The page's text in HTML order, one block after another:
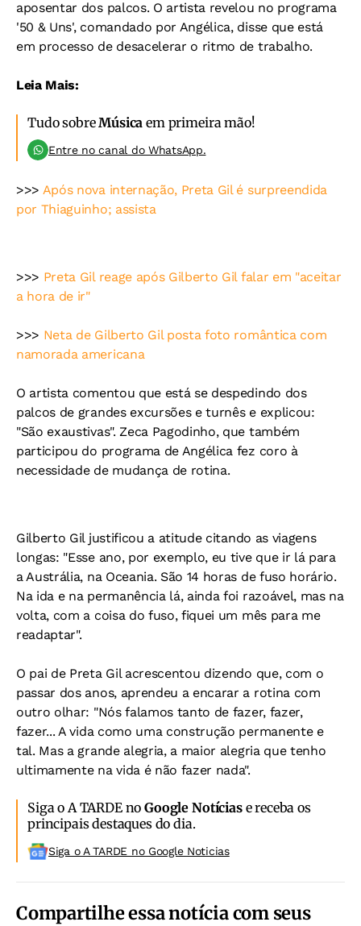
aposentar dos palcos. O artista revelou no programa
'50 & Uns', comandado por Angélica, disse que está
em processo de desacelerar o ritmo de trabalho.
Leia Mais:
Tudo sobreMúsica em primeira mão!
Entre no canal do WhatsApp.
>>> Após nova internação, Preta Gil é surpreendida
por Thiaguinho; assista
>>> Preta Gil reage após Gilberto Gil falar em "aceitar
a hora de ir"
>>> Neta de Gilberto Gil posta foto romântica com
namorada americana
O artista comentou que está se despedindo dos
palcos de grandes excursões e turnês e explicou:
"São exaustivas". Zeca Pagodinho, que também
participou do programa de Angélica fez coro à
necessidade de mudança de rotina.
Gilberto Gil justificou a atitude citando as viagens
longas: "Esse ano, por exemplo, eu tive que ir lá para
a Austrália, na Oceania. São 14 horas de fuso horário.
Na ida e na permanência lá, ainda foi razoável, mas na
volta, com a coisa do fuso, fiquei um mês para me
readaptar".
O pai de Preta Gil acrescentou dizendo que, com o
passar dos anos, aprendeu a encarar a rotina com
outro olhar: "Nós falamos tanto de fazer, fazer,
fazer... A vida como uma construção permanente e
tal. Mas a grande alegria, a maior alegria que tenho
ultimamente na vida é não fazer nada".
Siga o A TARDE noGoogle Notíciase receba os
principais destaques do dia.
Siga o A TARDE no Google Noticias
Compartilhe essa notícia com seus